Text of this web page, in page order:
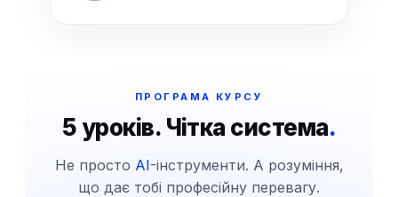
ПРОГРАМА КУРСУ
5 уроків. Чітка система.
Не просто AI-інструменти. А розуміння,
що дає тобі професійну перевагу.